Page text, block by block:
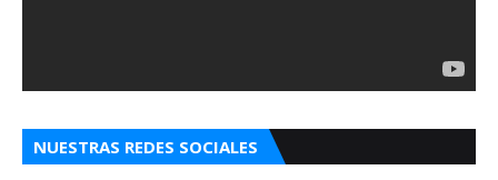
NUESTRAS REDES SOCIALES